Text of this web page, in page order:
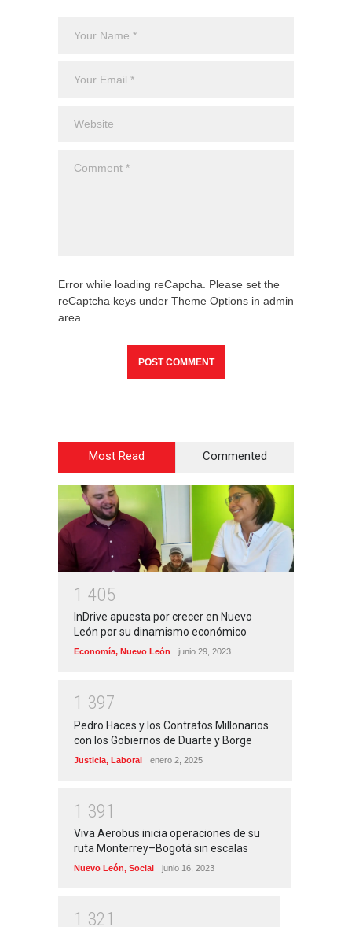
Error while loading reCapcha. Please set the
reCaptcha keys under Theme Options in admin
area
Most Read Commented
1 405
InDrive apuesta por crecer en Nuevo
León por su dinamismo económico
Economía, Nuevo León junio 29, 2023
1 397
Pedro Haces y los Contratos Millonarios
con los Gobiernos de Duarte y Borge
Justicia, Laboral enero 2, 2025
1 391
Viva Aerobus inicia operaciones de su
ruta Monterrey–Bogotá sin escalas
Nuevo León, Social junio 16, 2023
1 321